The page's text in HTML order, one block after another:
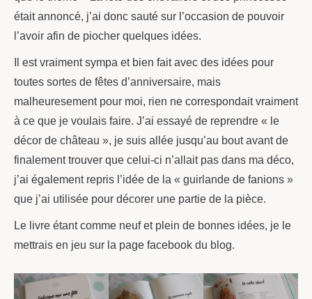
était annoncé, j’ai donc sauté sur l’occasion de pouvoir
l’avoir afin de piocher quelques idées.
Il est vraiment sympa et bien fait avec des idées pour
toutes sortes de fêtes d’anniversaire, mais
malheuresement pour moi, rien ne correspondait vraiment
à ce que je voulais faire. J’ai essayé de reprendre « le
décor de château », je suis allée jusqu’au bout avant de
finalement trouver que celui-ci n’allait pas dans ma déco,
j’ai également repris l’idée de la « guirlande de fanions »
que j’ai utilisée pour décorer une partie de la pièce.
Le livre étant comme neuf et plein de bonnes idées, je le
mettrais en jeu sur la page facebook du blog.